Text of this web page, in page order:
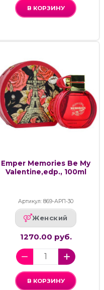
В КОРЗИНУ
Emper Memories Be My
Valentine,edp., 100ml
Артикул: 869-АРП-30
Женский
1270.00 руб.
В КОРЗИНУ